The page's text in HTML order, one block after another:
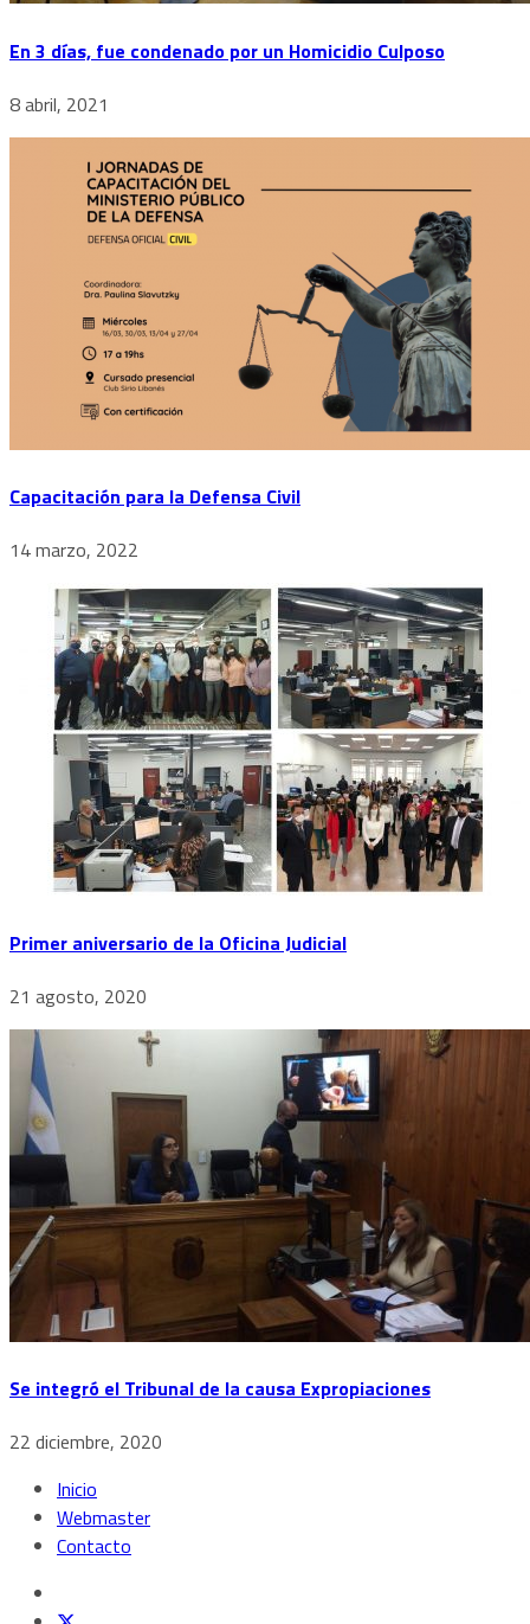
En 3 días, fue condenado por un Homicidio Culposo
8 abril, 2021
Capacitación para la Defensa Civil
14 marzo, 2022
Primer aniversario de la Oficina Judicial
21 agosto, 2020
Se integró el Tribunal de la causa Expropiaciones
22 diciembre, 2020
Inicio
Webmaster
Contacto